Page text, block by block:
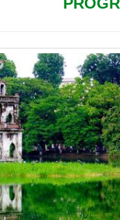
Hanoï et Départ